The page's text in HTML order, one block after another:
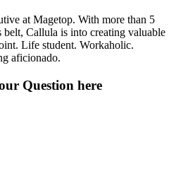
at Magetop. With more than 5
Callula is into creating valuable
Life student. Workaholic.
aficionado.
Question here